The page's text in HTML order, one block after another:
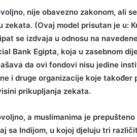
nije obavezno zakonom, ali
(Ovaj model prisutan je u:
se izdvaja u odnosu na
Bank Egipta, koja u zasebnom
da ovi fondovi nisu jedine
i druge organizacije koje
prikupljanja zekata.
a muslimanima je
sa Indijom, u kojoj djeluju tri